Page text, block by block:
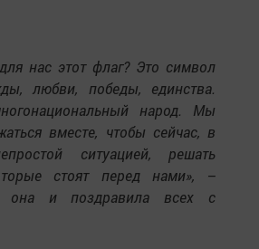
нас этот флаг? Это символ
любви, победы, единства.
народ. Мы
вместе, чтобы сейчас, в
ситуацией, решать
стоят перед нами», –
она и поздравила всех с